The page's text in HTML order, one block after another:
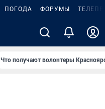
ПОГОДА ФОРУМЫ
Что получают волонтеры